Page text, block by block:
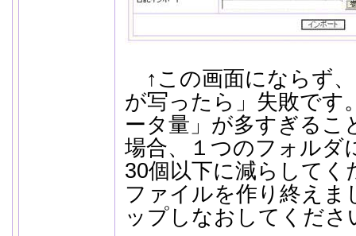
↑この画面にならず
が写ったら」失敗です
ータ量」が多すぎるこ
場合、１つのフォルダ
30個以下に減らしてく
ファイルを作り終えま
ップしなおしてくださ